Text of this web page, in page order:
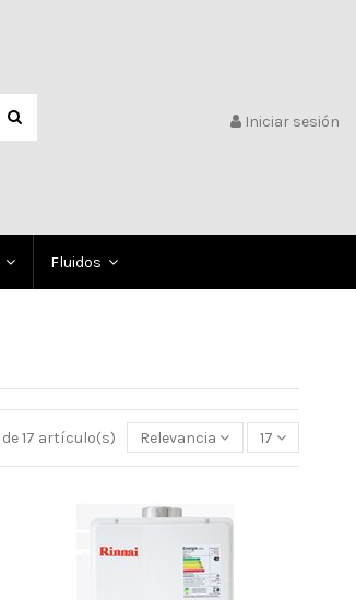
Iniciar sesión
Fluidos
de 17 artículo(s) Relevancia 17